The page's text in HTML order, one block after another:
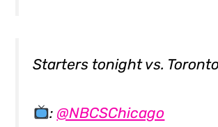
Starters tonight vs.
: @NBCSChicago